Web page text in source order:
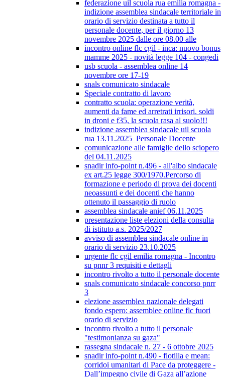
federazione uil scuola rua emilia romagna -
indizione assemblea sindacale territoriale in
orario di servizio destinata a tutto il
personale docente, per il giorno 13
novembre 2025 dalle ore 08.00 alle
incontro online flc cgil - inca: nuovo bonus
mamme 2025 - novità legge 104 - congedi
usb scuola - assemblea online 14
novembre ore 17-19
snals comunicato sindacale
Speciale contratto di lavoro
contratto scuola: operazione verità,
aumenti da fame ed arretrati irrisori. soldi
in droni e f35, la scuola rasa al suolo!!!
indizione assemblea sindacale uil scuola
rua 13.11.2025_Personale Docente
comunicazione alle famiglie dello sciopero
del 04.11.2025
snadir info-point n.496 - all'albo sindacale
ex art.25 legge 300/1970.Percorso di
formazione e periodo di prova dei docenti
neoassunti e dei docenti che hanno
ottenuto il passaggio di ruolo
assemblea sindacale anief 06.11.2025
presentazione liste elezioni della consulta
di istituto a.s. 2025/2027
avviso di assemblea sindacale online in
orario di servizio 23.10.2025
urgente flc cgil emilia romagna - Incontro
su pnnr 3 requisiti e dettagli
incontro rivolto a tutto il personale docente
snals comunicato sindacale concorso pnrr
3
elezione assemblea nazionale delegati
fondo espero: assemblee online flc fuori
orario di servizio
incontro rivolto a tutto il personale
"testimonianza su gaza"
rassegna sindacale n. 27 - 6 ottobre 2025
snadir info-point n.490 - flotilla e mean:
corridoi umanitari di Pace da proteggere -
Dall’impegno civile di Gaza all’azione